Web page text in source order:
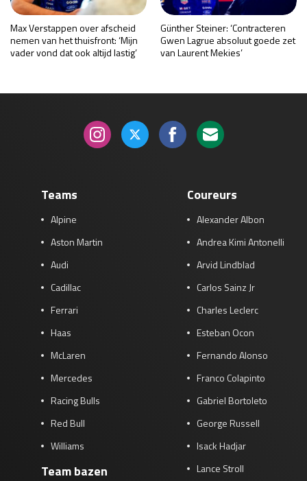
Max Verstappen over afscheid
nemen van het thuisfront: ‘Mijn
vader vond dat ook altijd lastig’
Günther Steiner: ‘Contracteren
Gwen Lagrue absoluut goede zet
van Laurent Mekies’
Teams
Alpine
Aston Martin
Audi
Cadillac
Ferrari
Haas
McLaren
Mercedes
Racing Bulls
Red Bull
Williams
Team bazen
Coureurs
Alexander Albon
Andrea Kimi Antonelli
Arvid Lindblad
Carlos Sainz Jr
Charles Leclerc
Esteban Ocon
Fernando Alonso
Franco Colapinto
Gabriel Bortoleto
George Russell
Isack Hadjar
Lance Stroll